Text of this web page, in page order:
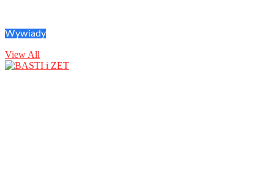
Wywiady
View All